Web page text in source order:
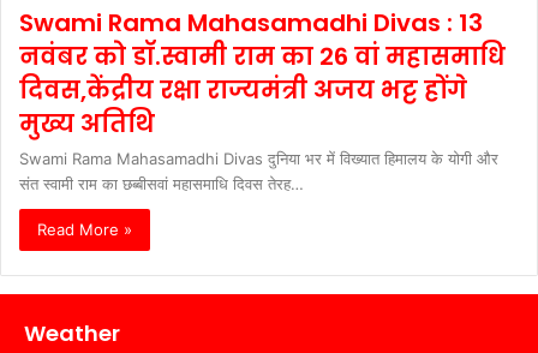
Swami Rama Mahasamadhi Divas : 13
नवंबर को डॉ.स्वामी राम का 26 वां महासमाधि
दिवस,केंद्रीय रक्षा राज्यमंत्री अजय भट्ट होंगे
मुख्य अतिथि
Swami Rama Mahasamadhi Divas दुनिया भर में विख्यात हिमालय के योगी और
संत स्वामी राम का छब्बीसवां महासमाधि दिवस तेरह…
Read More »
Weather